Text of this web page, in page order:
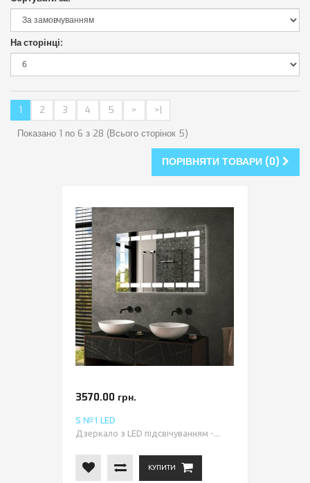
На сторінці:
1 2 3 4 5 >
>|
Показано 1 по 6 з 28 (Всього сторінок 5)
ПОРІВНЯТИ ТОВАРИ (0)
3570.00 грн.
S №1 LED
Дзеркало з LED підсвічуванням -...
КУПИТИ